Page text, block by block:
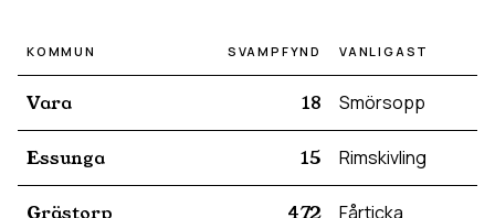
KOMMUN SVAMPFYND VANLIGAST
Vara 18 Smörsopp
Essunga 15 Rimskivling
Fårticka